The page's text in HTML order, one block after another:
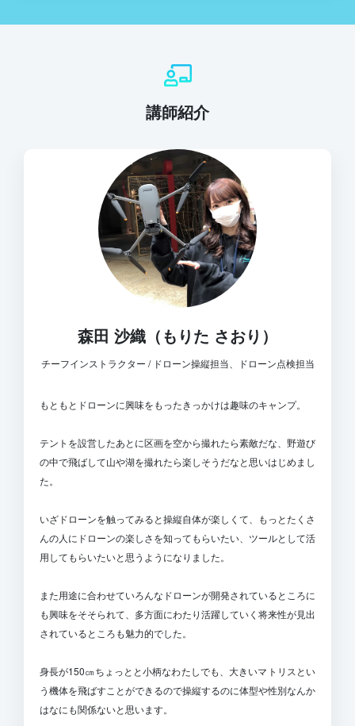
講師紹介
森田 沙織（もりた さおり）
チーフインストラクター / ドローン操縦担当、ドローン点検担当
もともとドローンに興味をもったきっかけは趣味のキャンプ。
テントを設営したあとに区画を空から撮れたら素敵だな、野遊び
の中で飛ばして山や湖を撮れたら楽しそうだなと思いはじめまし
た。
いざドローンを触ってみると操縦自体が楽しくて、もっとたくさ
んの人にドローンの楽しさを知ってもらいたい、ツールとして活
用してもらいたいと思うようになりました。
また用途に合わせていろんなドローンが開発されているところに
も興味をそそられて、多方面にわたり活躍していく将来性が見出
されているところも魅力的でした。
身長が150㎝ちょっとと小柄なわたしでも、大きいマトリスとい
う機体を飛ばすことができるので操縦するのに体型や性別なんか
はなにも関係ないと思います。